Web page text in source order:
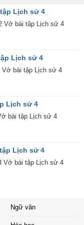
Lịch sử 4
Vở bài tập Lịch sử 4
Lịch sử 4
Vở bài tập Lịch sử 4
Lịch sử 4
bài tập Lịch sử 4
Lịch sử 4
Vở bài tập Lịch sử 4
Ngữ văn